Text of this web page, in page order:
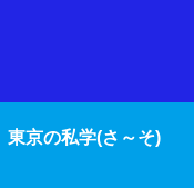
東京の私学(さ～そ)